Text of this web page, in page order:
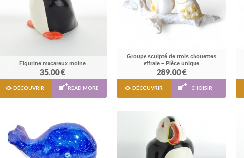
Figurine macareux moine
35.00 €
DÉCOUVRIR READ MORE
Groupe sculpté de trois chouettes
effraie – Pièce unique
289.00 €
DÉCOUVRIR CHOISIR